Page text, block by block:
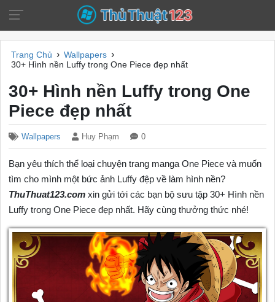
Trang Chủ › Wallpapers ›
30+ Hình nền Luffy trong One Piece đẹp nhất
30+ Hình nền Luffy trong One
Piece đẹp nhất
Wallpapers Huy Phạm 0
Bạn yêu thích thể loại chuyện trang manga One Piece và muốn
tìm cho mình một bức ảnh Luffy đệp về làm hình nền?
ThuThuat123.com xin gửi tới các bạn bộ sưu tập 30+ Hình nền
Luffy trong One Piece đẹp nhất. Hãy cùng thưởng thức nhé!